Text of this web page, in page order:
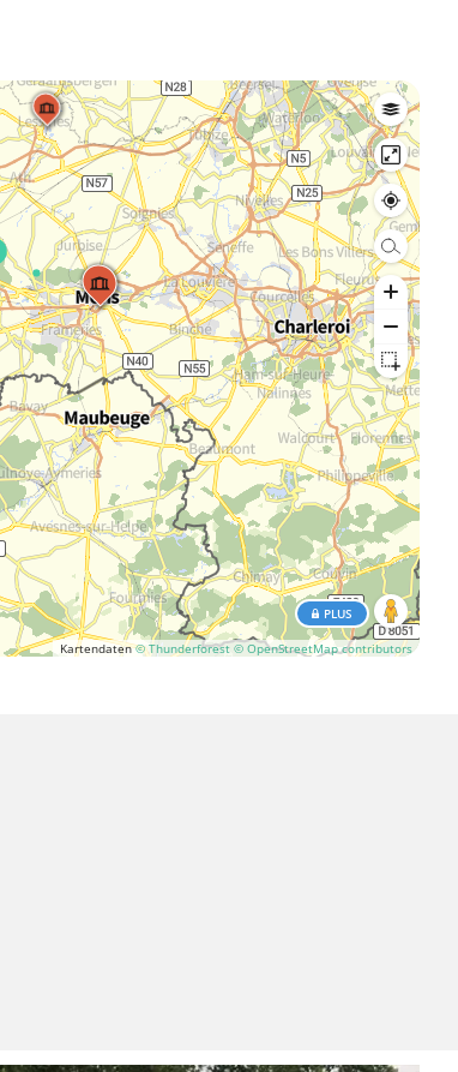
Kartendaten© Thunderforest © OpenStreetMap contributors
PLUS